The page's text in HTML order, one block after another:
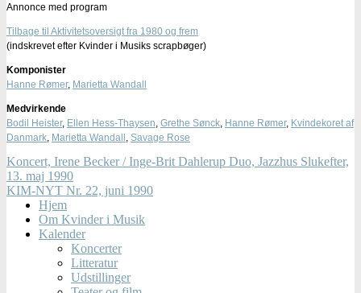
Annonce med program
Tilbage til Aktivitetsoversigt fra 1980 og frem
(indskrevet efter Kvinder i Musiks scrapbøger)
Komponister
Hanne Rømer, Marietta Wandall
Medvirkende
Bodil Heister, Ellen Hess-Thaysen Grethe Sønck Hanne Rømer, Kvindekoret af
Danmark Marietta Wandall Savage Rose
Koncert, Irene Becker / Inge-Brit Dahlerup Duo, Jazzhus Slukefter,
13. maj 1990
KIM-NYT Nr. 22, juni 1990
Hjem
Om Kvinder i Musik
Kalender
Koncerter
Litteratur
Udstillinger